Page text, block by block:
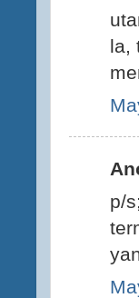
la,
p/